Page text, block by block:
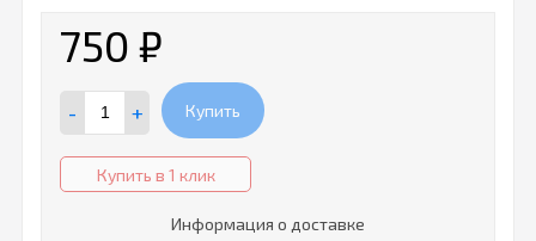
750 ₽
- + Купить
Купить в 1 клик
Информация о доставке